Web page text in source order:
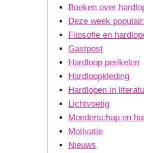
Boeken over
Deze week
Filosofie en
Gastpost
Hardloop perikelen
Hardloopkleding
Hardlopen in
Lichtvoetig
Moederschap en
Motivatie
Nieuws